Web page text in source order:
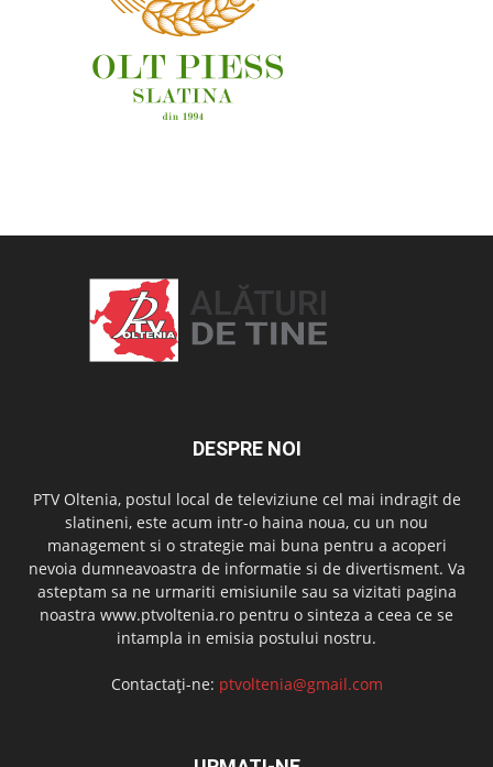
DESPRE NOI
PTV Oltenia, postul local de televiziune cel mai indragit de
slatineni, este acum intr-o haina noua, cu un nou
management si o strategie mai buna pentru a acoperi
nevoia dumneavoastra de informatie si de divertisment. Va
asteptam sa ne urmariti emisiunile sau sa vizitati pagina
noastra www.ptvoltenia.ro pentru o sinteza a ceea ce se
intampla in emisia postului nostru.
Contactați-ne: ptvoltenia@gmail.com